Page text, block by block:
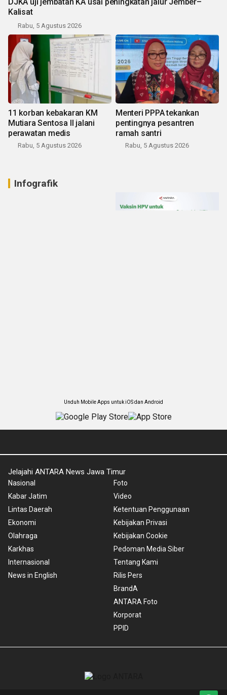
DJKA uji jembatan KA usai peningkatan jalur Jember–
Kalisat
Rabu, 5 Agustus 2026
11 korban kebakaran KM
Mutiara Sentosa II jalani
perawatan medis
Rabu, 5 Agustus 2026
Menteri PPPA tekankan
pentingnya pesantren
ramah santri
Rabu, 5 Agustus 2026
Infografik
Unduh Mobile Apps untuk iOS dan Android
Jelajahi ANTARA News Jawa Timur
Nasional
Kabar Jatim
Lintas Daerah
Ekonomi
Olahraga
Karkhas
Internasional
News in English
Foto
Video
Ketentuan Penggunaan
Kebijakan Privasi
Kebijakan Cookie
Pedoman Media Siber
Tentang Kami
Rilis Pers
BrandA
ANTARA Foto
Korporat
PPID